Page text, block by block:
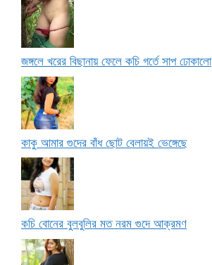
জঙ্গলে খরের বিছানায় ফেলে কচি গর্তে সাপ ঢোকালো
কাকু আমার গুদের বাঁধ ছোট বেলায়ই ভেঙ্গেছে
কচি বোনের বুলবুলির মত নরম গুদে আক্রমণ